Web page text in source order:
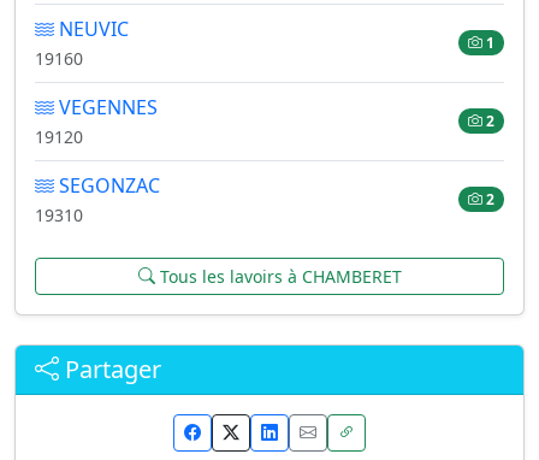
NEUVIC
19160
1
VEGENNES
19120
2
SEGONZAC
19310
2
Tous les lavoirs à CHAMBERET
Partager